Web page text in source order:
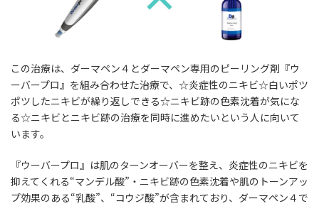
この治療は、ダーマペン４とダーマペン専用のピーリング剤『ウ
ーバープロ』 を組み合わせた治療で、☆炎症性のニキビ☆白いポツ
ポツしたニキビが繰り返しできる☆ニキビ跡の色素沈着が気にな
る☆ニキビとニキビ跡の治療を同時に進めたいという人に向いて
います。
『ウーバープロ』は肌のターンオーバーを整え、炎症性のニキビを
抑えてくれる“マンデル酸”・ニキビ跡の色素沈着や肌のトーンアッ
プ効果のある“乳酸”、“コウジ酸”が含まれており、ダーマペン４で